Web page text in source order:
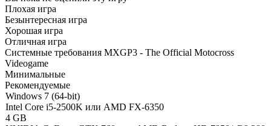
Плохая игра
Безынтересная игра
Хорошая игра
Отличная игра
Системные требования MXGP3 - The Official Motocross
Videogame
Минимальные
Рекомендуемые
Windows 7 (64-bit)
Intel Core i5-2500K или AMD FX-6350
4 GB